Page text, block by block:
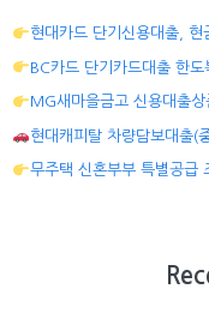
현대카드 단기신용대출,
BC카드 단기카드대출 한
MG새마을금고 신용대출
현대캐피탈 차량담보대출(
무주택 신혼부부 특별공급